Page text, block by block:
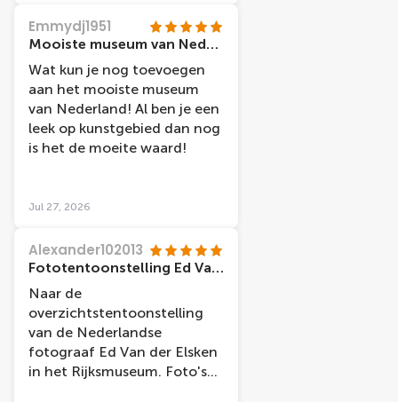
Emmydj1951
Mooiste museum van Nederland
Wat kun je nog toevoegen
aan het mooiste museum
van Nederland! Al ben je een
leek op kunstgebied dan nog
is het de moeite waard!
Jul 27, 2026
Alexander102013
Fototentoonstelling Ed Van der Elsken
Naar de
overzichtstentoonstelling
van de Nederlandse
fotograaf Ed Van der Elsken
in het Rijksmuseum. Foto's